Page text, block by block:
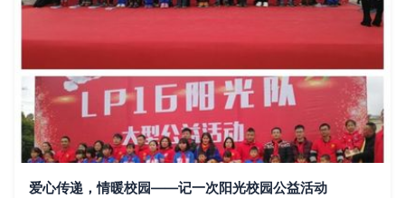
爱心传递，情暖校园——记一次阳光校园公益活动